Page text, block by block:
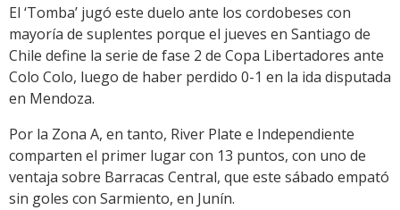
El ‘Tomba’ jugó este duelo ante los cordobeses con
mayoría de suplentes porque el jueves en Santiago de
Chile define la serie de fase 2 de Copa Libertadores ante
Colo Colo, luego de haber perdido 0-1 en la ida disputada
en Mendoza.
Por la Zona A, en tanto, River Plate e Independiente
comparten el primer lugar con 13 puntos, con uno de
ventaja sobre Barracas Central, que este sábado empató
sin goles con Sarmiento, en Junín.